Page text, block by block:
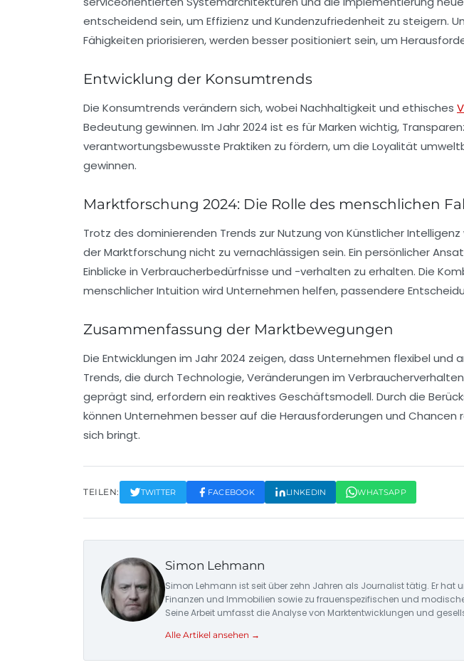
entscheidend sein, um Effizienz und Kundenzufriedenheit zu steigern.
Fähigkeiten priorisieren, werden besser positioniert sein, um
Entwicklung der Konsumtrends
Die Konsumtrends verändern sich, wobei Nachhaltigkeit und ethisches
Bedeutung gewinnen. Im Jahr 2024 ist es für Marken wichtig,
verantwortungsbewusste Praktiken zu fördern, um die Loyalität
gewinnen.
Marktforschung 2024: Die Rolle des menschlichen
Trotz des dominierenden Trends zur Nutzung von Künstlicher Intelligenz
derMarktforschung nicht zu vernachlässigen sein. Ein persönlicher
Einblicke in Verbraucherbedürfnisse und -verhalten zu erhalten. Die
menschlicher Intuition wird Unternehmen helfen, passendere
Zusammenfassung der Marktbewegungen
Die Entwicklungen im Jahr 2024 zeigen, dass Unternehmen flexibel und
Trends, die durch Technologie, Veränderungen im
geprägt sind, erfordern ein reaktives Geschäftsmodell. Durch die
können Unternehmen besser auf die Herausforderungen und Chancen
sich bringt.
TEILEN: TWITTER FACEBOOK LINKEDIN WHATSAPP
Simon Lehmann
Simon Lehmann ist seit über zehn Jahren als Journalist tätig. Er hat
Finanzen und Immobilien sowie zu frauenspezifischen und
Seine Arbeit umfasst die Analyse von Marktentwicklungen und
Alle Artikel ansehen →